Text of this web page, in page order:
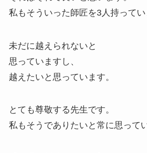
私もそういった師匠を3人持ってい
未だに越えられないと
思っていますし、
越えたいと思っています。
とても尊敬する先生です。
私もそうでありたいと常に思って